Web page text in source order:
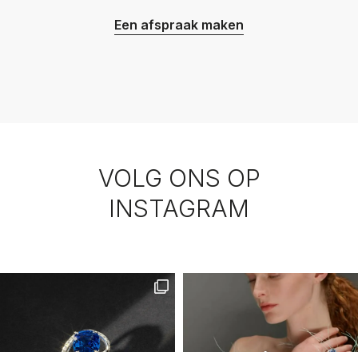
Een afspraak maken
VOLG ONS OP
INSTAGRAM